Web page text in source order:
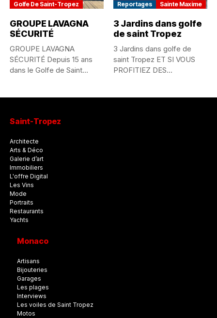
Golfe De Saint-Tropez
GROUPE LAVAGNA
SÉCURITÉ
GROUPE LAVAGNA
SÉCURITÉ Depuis 15 ans
dans le Golfe de Saint
Reportages
Sainte Maxime
3 Jardins dans golfe
de saint Tropez
3 Jardins dans golfe de
saint Tropez ET SI VOUS
PROFITIEZ DES...
Saint-Tropez
Architecte
Arts & Déco
Galerie d’art
Immobiliers
L'offre Digital
Les Vins
Mode
Portraits
Restaurants
Yachts
Monaco
Artisans
Bijouteries
Garages
Les plages
Interviews
Les voiles de Saint Tropez
Motos